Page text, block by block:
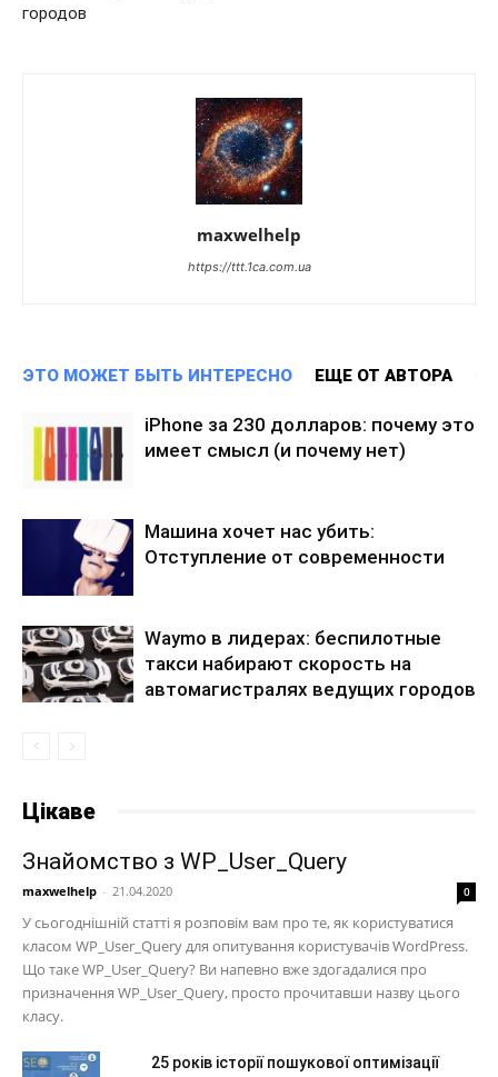
городов
maxwelhelp
https://ttt.1ca.com.ua
ЭТО МОЖЕТ БЫТЬ ИНТЕРЕСНО ЕЩЕ ОТ АВТОРА
iPhone за 230 долларов: почему это
имеет смысл (и почему нет)
Машина хочет нас убить:
Отступление от современности
Waymo в лидерах: беспилотные
такси набирают скорость на
автомагистралях ведущих городов
Цікаве
Знайомство з WP_User_Query
maxwelhelp - 21.04.2020 0
У сьогоднішній статті я розповім вам про те, як користуватися
класом WP_User_Query для опитування користувачів WordPress.
Що таке WP_User_Query? Ви напевно вже здогадалися про
призначення WP_User_Query, просто прочитавши назву цього
класу.
25 років історії пошукової оптимізації